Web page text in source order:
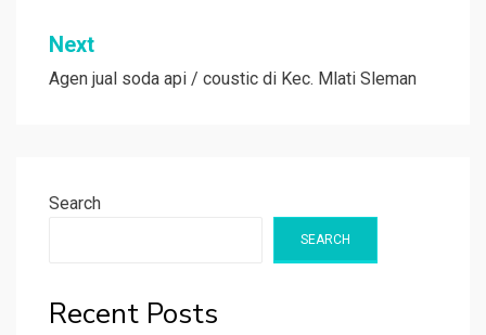
Next
Agen jual soda api / coustic di Kec. Mlati Sleman
Search
SEARCH
Recent Posts